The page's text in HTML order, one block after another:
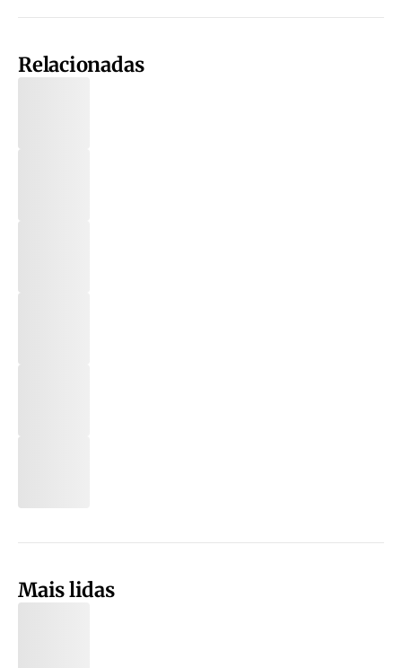
Relacionadas
Mais lidas